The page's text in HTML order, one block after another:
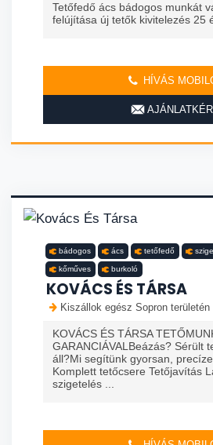
Tetőfedő ács bádogos munkát
felújítása új tetők kivitelezés 25
HÍVÁS
bádogos ács tetőfedő
kőműves burkoló
KOVÁCS ÉS TÁRSA
Kiszállok egész Sopron területén
KOVÁCS ÉS TÁRSA
GARANCIÁVALBeázás? Sérült
áll?Mi segítünk gyorsan,
Komplett tetőcsere Tetőjavítás
szigetelés ...